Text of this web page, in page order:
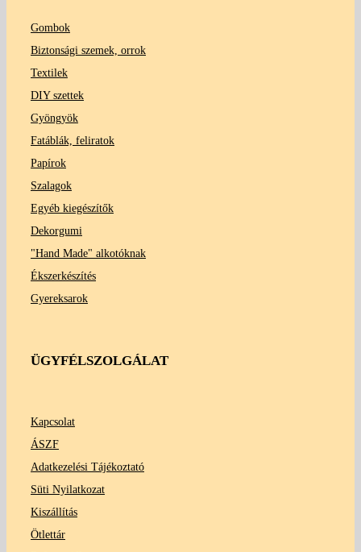
Gombok
Biztonsági szemek, orrok
Textilek
DIY szettek
Gyöngyök
Fatáblák, feliratok
Papírok
Szalagok
Egyéb kiegészítők
Dekorgumi
"Hand Made" alkotóknak
Ékszerkészítés
Gyereksarok
ÜGYFÉLSZOLGÁLAT
Kapcsolat
ÁSZF
Adatkezelési Tájékoztató
Süti Nyilatkozat
Kiszállítás
Ötlettár